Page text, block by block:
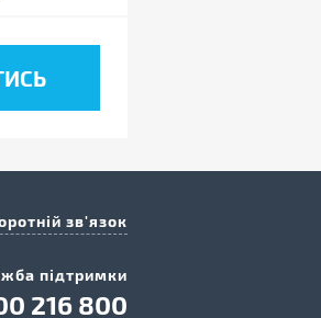
зв'язок
підтримки
216 800